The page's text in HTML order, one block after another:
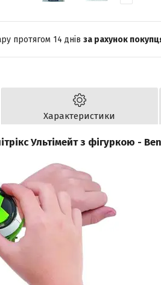
протягом 14 днів за рахунок
Характеристики
Ультімейт з фігуркою -